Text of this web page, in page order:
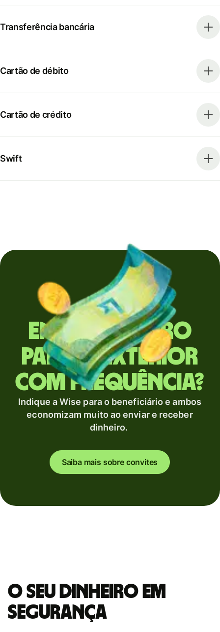
Transferência bancária
Cartão de débito
Cartão de crédito
Swift
Envia dinheiro
para o exterior
com frequência?
Indique a Wise para o beneficiário e ambos
economizam muito ao enviar e receber
dinheiro.
Saiba mais sobre convites
O seu dinheiro em
segurança